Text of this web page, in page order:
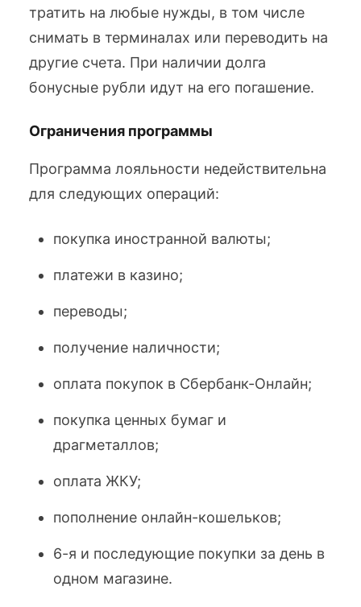
тратить на любые нужды, в том числе
снимать в терминалах или переводить на
другие счета. При наличии долга
бонусные рубли идут на его погашение.
Ограничения программы
Программа лояльности недействительна
для следующих операций:
покупка иностранной валюты;
платежи в казино;
переводы;
получение наличности;
оплата покупок в Сбербанк-Онлайн;
покупка ценных бумаг и
драгметаллов;
оплата ЖКУ;
пополнение онлайн-кошельков;
6-я и последующие покупки за день в
одном магазине.